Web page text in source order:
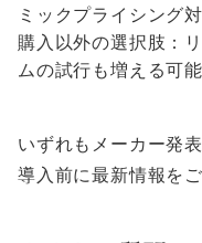
ミックプライシング
購入以外の選択肢：
ムの試行も増える可能
いずれもメーカー発
導入前に最新情報を